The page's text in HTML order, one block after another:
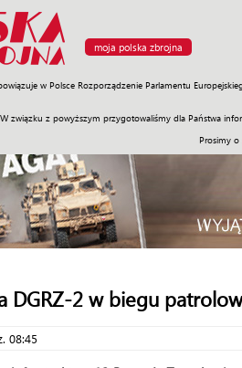
moja polska zbrojna
w Polsce Rozporządzenie Parlamentu
W związku z powyższym przygotowaliśmy dla Państwa
Prosimy
Sprzęt Misje Polityka Prawo
DGRZ-2 w biegu
08:45